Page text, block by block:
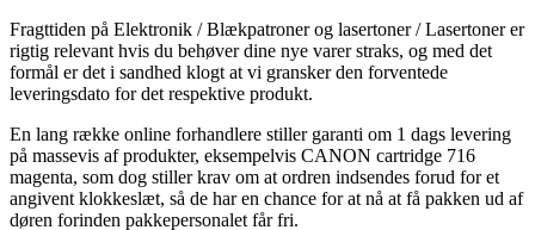
Fragttiden på Elektronik / Blækpatroner og lasertoner / Lasertoner er
rigtig relevant hvis du behøver dine nye varer straks, og med det
formål er det i sandhed klogt at vi gransker den forventede
leveringsdato for det respektive produkt.
En lang række online forhandlere stiller garanti om 1 dags levering
på massevis af produkter, eksempelvis CANON cartridge 716
magenta, som dog stiller krav om at ordren indsendes forud for et
angivent klokkeslæt, så de har en chance for at nå at få pakken ud af
døren forinden pakkepersonalet får fri.